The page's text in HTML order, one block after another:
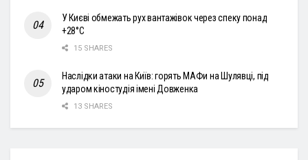
У Києві обмежать рух вантажівок через спеку понад
+28°С
15 SHARES
Наслідки атаки на Київ: горять МАФи на Шулявці, під
ударом кіностудія імені Довженка
13 SHARES